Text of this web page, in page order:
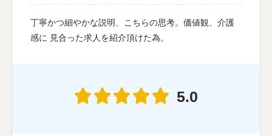
丁寧かつ細やかな説明、こちらの思考。価値観、介護
感に 見合った求人を紹介頂けた為。
5.0